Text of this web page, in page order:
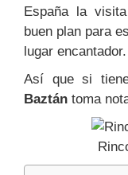
España la
buen plan para
lugar encantador.
Así que si
Baztán toma